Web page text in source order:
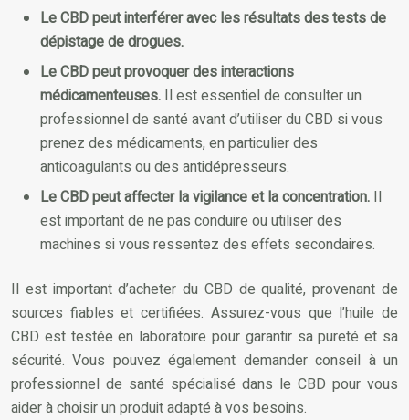
Le CBD peut interférer avec les résultats des tests de
dépistage de drogues.
Le CBD peut provoquer des interactions
médicamenteuses. Il est essentiel de consulter un
professionnel de santé avant d’utiliser du CBD si vous
prenez des médicaments, en particulier des
anticoagulants ou des antidépresseurs.
Le CBD peut affecter la vigilance et la concentration. Il
est important de ne pas conduire ou utiliser des
machines si vous ressentez des effets secondaires.
Il est important d’acheter du CBD de qualité, provenant de
sources fiables et certifiées. Assurez-vous que l’huile de
CBD est testée en laboratoire pour garantir sa pureté et sa
sécurité. Vous pouvez également demander conseil à un
professionnel de santé spécialisé dans le CBD pour vous
aider à choisir un produit adapté à vos besoins.